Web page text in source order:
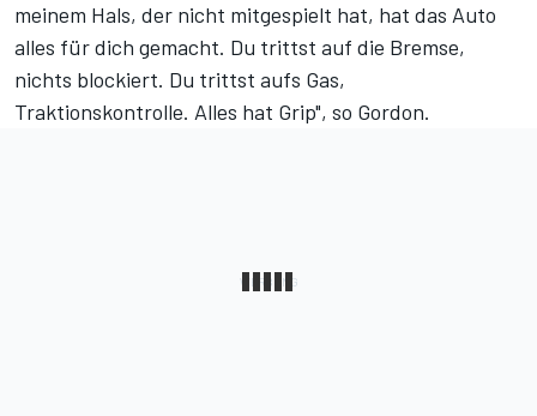
meinem Hals, der nicht mitgespielt hat, hat das Auto
alles für dich gemacht. Du trittst auf die Bremse,
nichts blockiert. Du trittst aufs Gas,
Traktionskontrolle. Alles hat Grip", so Gordon.